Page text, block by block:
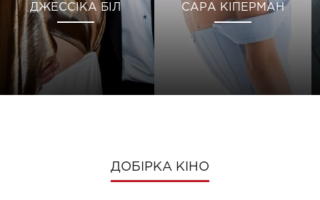
ДЖЕССІКА БІЛ САРА КІПЕРМАН
ДОБІРКА КІНО